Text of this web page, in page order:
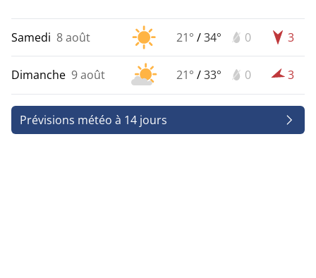
Samedi 8 août 21° /34° 0 3
Dimanche 9 août 21° /33° 0 3
Prévisions météo à 14 jours